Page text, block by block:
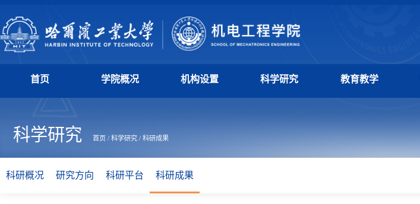
首页 学院概况 机构设置 科学研究 教育教学
科学研究 首页 / 科学研究 / 科研成果
科研概况 研究方向 科研平台 科研成果